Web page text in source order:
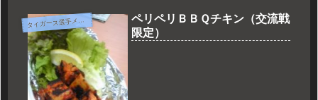
タ
イガース選手メニュー
ペリペリＢＢＱチキン（交流戦
限定）